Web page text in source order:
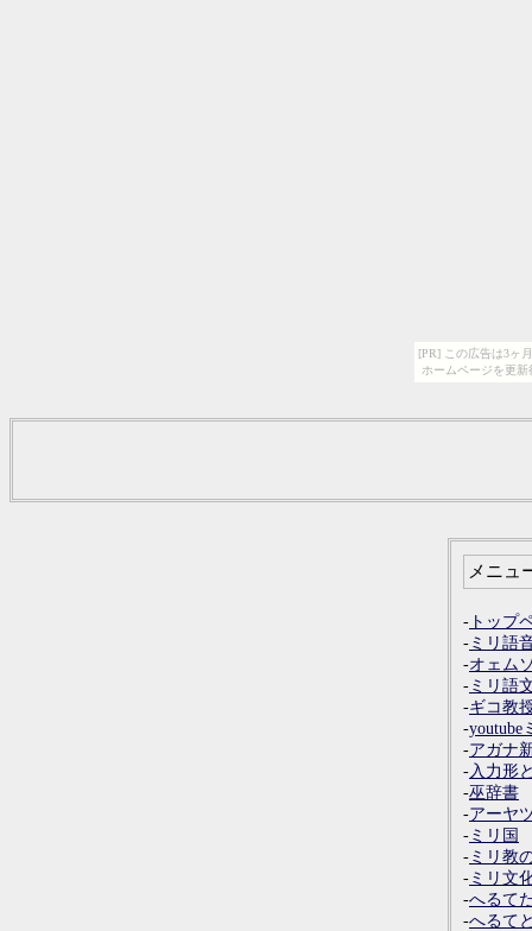
[PR] この広告は3ヶ
ホームページを更
メニュ
- トップ
- ミリ語
-オェム
- ミリ語
-ギコ教
-youtube
-アガナ
-入力形
-巫辞書
-アーヤ
- ミリ国
- ミリ教
- ミリ文
-へるて
-へるて